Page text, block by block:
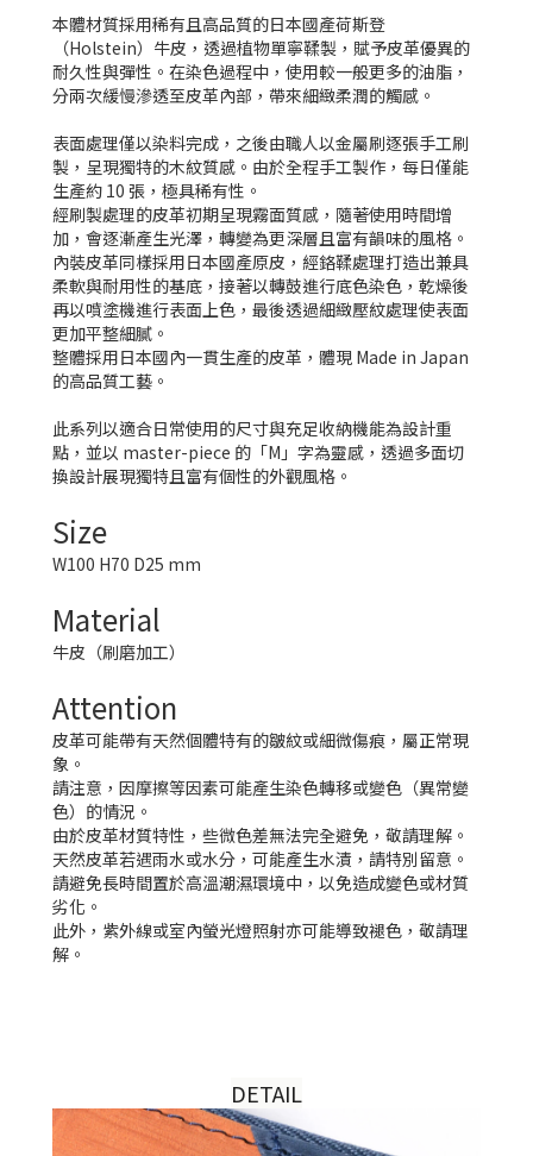
本體材質採用稀有且高品質的日本國產荷斯登
（Holstein）牛皮，透過植物單寧鞣製，賦予皮革優異的
耐久性與彈性。在染色過程中，使用較一般更多的油脂，
分兩次緩慢滲透至皮革內部，帶來細緻柔潤的觸感。
表面處理僅以染料完成，之後由職人以金屬刷逐張手工刷
製，呈現獨特的木紋質感。由於全程手工製作，每日僅能
生產約 10 張，極具稀有性。
經刷製處理的皮革初期呈現霧面質感，隨著使用時間增
加，會逐漸產生光澤，轉變為更深層且富有韻味的風格。
內裝皮革同樣採用日本國產原皮，經鉻鞣處理打造出兼具
柔軟與耐用性的基底，接著以轉鼓進行底色染色，乾燥後
再以噴塗機進行表面上色，最後透過細緻壓紋處理使表面
更加平整細膩。
整體採用日本國內一貫生產的皮革，體現 Made in Japan
的高品質工藝。
此系列以適合日常使用的尺寸與充足收納機能為設計重
點，並以 master-piece 的「M」字為靈感，透過多面切
換設計展現獨特且富有個性的外觀風格。
Size
W100 H70 D25 mm
Material
牛皮（刷磨加工）
Attention
皮革可能帶有天然個體特有的皺紋或細微傷痕，屬正常現
象。
請注意，因摩擦等因素可能產生染色轉移或變色（異常變
色）的情況。
由於皮革材質特性，些微色差無法完全避免，敬請理解。
天然皮革若遇雨水或水分，可能產生水漬，請特別留意。
請避免長時間置於高溫潮濕環境中，以免造成變色或材質
劣化。
此外，紫外線或室內螢光燈照射亦可能導致褪色，敬請理
解。
DETAIL